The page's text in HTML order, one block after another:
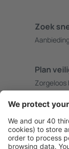
Zoek
Plan
Bespaar